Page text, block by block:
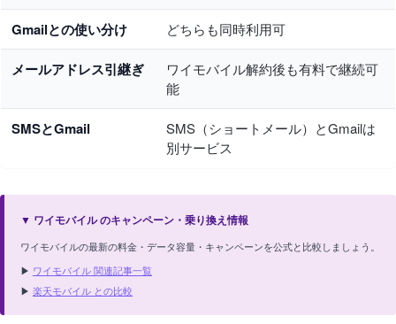
Gmailとの使い分け どちらも同時利用可
メールアドレス引継ぎ
ワイモバイル解約後も有料で継続可
能
SMSとGmail
SMS（ショートメール）とGmailは
別サービス
▼ ワイモバイル のキャンペーン・乗り換え情報
ワイモバイルの最新の料金・データ容量・キャンペーンを公式と比較しましょう。
▶ ワイモバイル 関連記事一覧
▶ 楽天モバイル との比較